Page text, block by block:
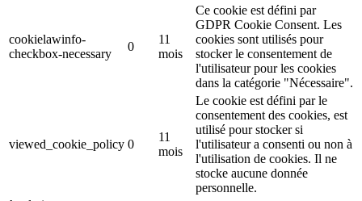
cookielawinfo-
checkbox-necessary
0
11
mois
Ce cookie est défini par
GDPR Cookie Consent. Les
cookies sont utilisés pour
stocker le consentement de
l'utilisateur pour les cookies
dans la catégorie "Nécessaire".
viewed_cookie_policy 0
11
mois
Le cookie est défini par le
consentement des cookies, est
utilisé pour stocker si
l'utilisateur a consenti ou non à
l'utilisation de cookies. Il ne
stocke aucune donnée
personnelle.